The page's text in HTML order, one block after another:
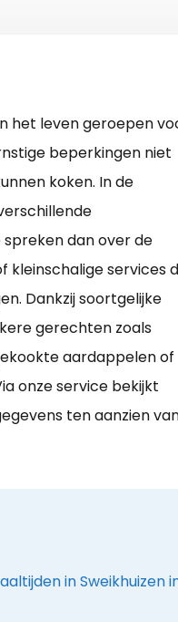
het leven geroepen
beperkingen niet
koken. In de
dan over de
kleinschalige services
Dankzij soortgelijke
gerechten zoals
aardappelen of
onze service bekijkt
ten aanzien
in Sweikhuizen